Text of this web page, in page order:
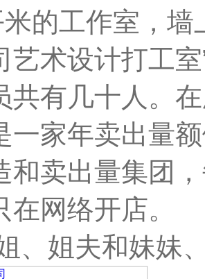
的工作室，墙
艺术设计打工
共有几十人。
一家年卖出量
和卖出量集团
网络开店。
姐夫和妹妹、